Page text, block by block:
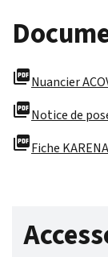
picture_as_pdfNuancier
picture_as_pdfNotice de
picture_as_pdfFiche